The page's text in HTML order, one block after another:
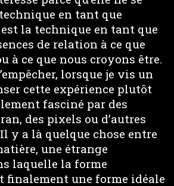
en tant que
la technique en tant que
de relation à ce que
à ce que nous croyons être.
lorsque je vis un
cette expérience plutôt
fasciné par des
des pixels ou d’autres
y a là quelque chose entre
une étrange
laquelle la forme
finalement une forme idéale